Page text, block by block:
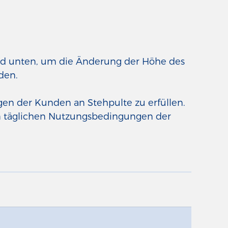
unten, um die Änderung der Höhe des
der Kunden an Stehpulte zu erfüllen.
täglichen Nutzungsbedingungen der